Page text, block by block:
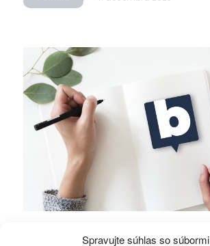
Spravujte súhlas so súbormi